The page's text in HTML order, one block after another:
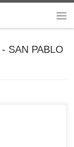
SAN PABLO